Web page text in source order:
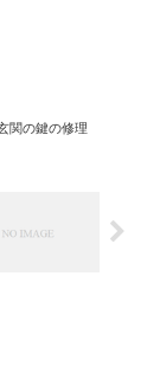
関の鍵の修理